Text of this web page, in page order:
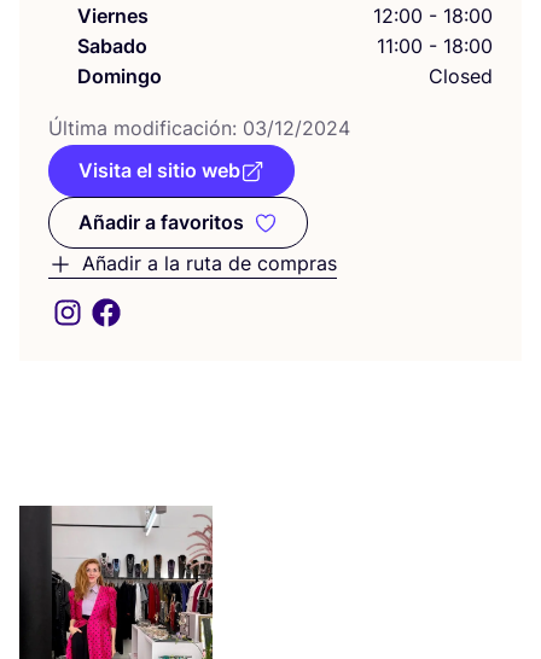
Viernes
12:00 - 18:00
Sabado
11:00 - 18:00
Domingo
Closed
Últi­ma modi­fi­ca­ción: 03/12/2024
Visita el sitio web
Añadir a favoritos
Añadir a favoritos
Añadir a la ruta de compras